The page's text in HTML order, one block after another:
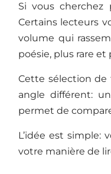
Si vous
Certains lecteurs
volume qui
poésie, plus rare
Cette sélection de
angle différent:
permet de
L’idée est
votre manière de